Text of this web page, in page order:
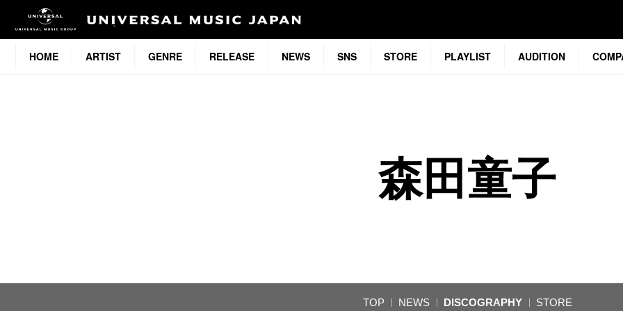
HOME ARTIST GENRE RELEASE NEWS SNS STORE PLAYLIST AUDITION
森田童子
TOP NEWS DISCOGRAPHY STORE